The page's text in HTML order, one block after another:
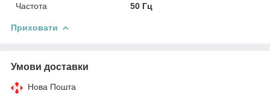
Частота
50 Гц
Приховати
Умови доставки
Нова Пошта